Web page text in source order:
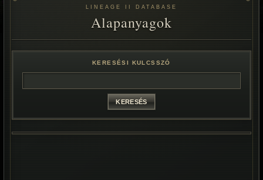
LINEAGE II DATABASE
Alapanyagok
KERESÉSI KULCSSZÓ